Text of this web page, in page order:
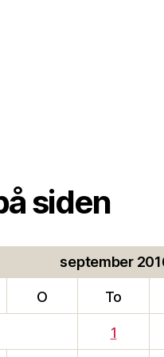
siden
september
O To
1